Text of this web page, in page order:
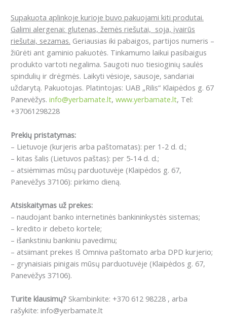
Supakuota aplinkoje kurioje buvo pakuojami kiti produtai.
Galimi alergenai: glutenas, žemės riešutai, soja, įvairūs
riešutai, sezamas. Geriausias iki pabaigos, partijos numeris –
žiūrėti ant gaminio pakuotės. Tinkamumo laikui pasibaigus
produkto vartoti negalima. Saugoti nuo tiesioginių saulės
spindulių ir drėgmės. Laikyti vėsioje, sausoje, sandariai
uždarytą. Pakuotojas. Platintojas: UAB „Rilis“ Klaipėdos g. 67
Panevėžys. info@yerbamate.lt, www.yerbamate.lt, Tel:
+37061298228
Prekių pristatymas:
– Lietuvoje (kurjeris arba paštomatas): per 1-2 d. d.;
– kitas šalis (Lietuvos paštas): per 5-14 d. d.;
– atsiėmimas mūsų parduotuvėje (Klaipėdos g. 67,
Panevėžys 37106): pirkimo dieną.
Atsiskaitymas už prekes:
– naudojant banko internetinės bankininkystės sistemas;
– kredito ir debeto kortele;
– išankstiniu bankiniu pavedimu;
– atsiimant prekes Iš Omniva paštomato arba DPD kurjerio;
– grynaisiais pinigais mūsų parduotuvėje (Klaipėdos g. 67,
Panevėžys 37106).
Turite klausimų? Skambinkite: +370 612 98228 , arba
rašykite: info@yerbamate.lt